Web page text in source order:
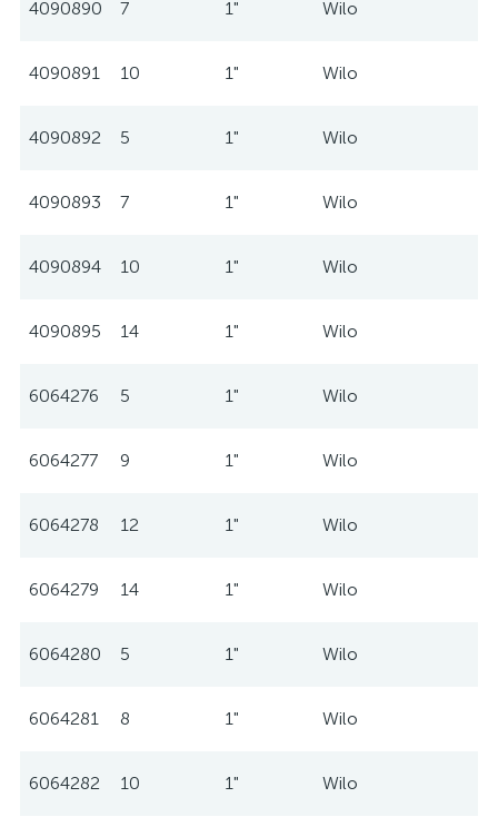
4090890 7 1" Wilo
4090891 10 1" Wilo
4090892 5 1" Wilo
4090893 7 1" Wilo
4090894 10 1" Wilo
4090895 14 1" Wilo
6064276 5 1" Wilo
6064277 9 1" Wilo
6064278 12 1" Wilo
6064279 14 1" Wilo
6064280 5 1" Wilo
6064281 8 1" Wilo
6064282 10 1" Wilo